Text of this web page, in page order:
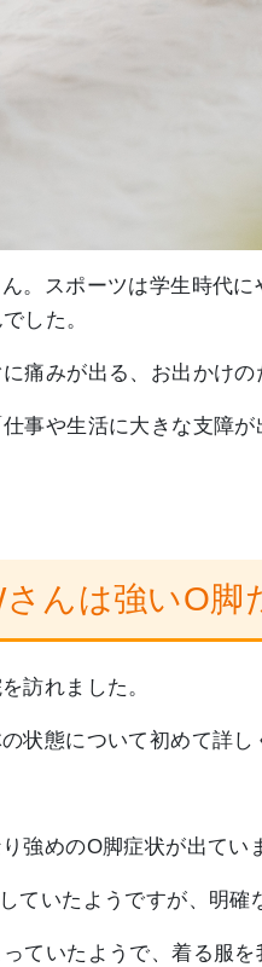
。スポーツは学生時代
した。
痛みが出る、お出かけ
事や生活に大きな支障
んは強いO脚
訪れました。
状態について初めて詳し
強めのO脚症状が出てい
ていたようですが、明確
ていたようで、着る服